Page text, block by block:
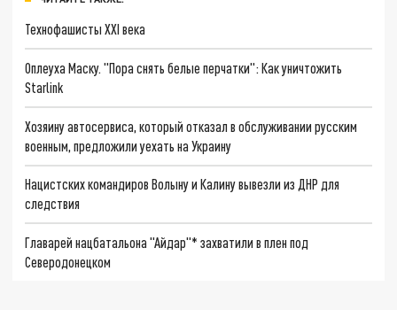
Технофашисты XXI века
Оплеуха Маску. "Пора снять белые перчатки": Как уничтожить
Starlink
Хозяину автосервиса, который отказал в обслуживании русским
военным, предложили уехать на Украину
Нацистских командиров Волыну и Калину вывезли из ДНР для
следствия
Главарей нацбатальона "Айдар"* захватили в плен под
Северодонецком